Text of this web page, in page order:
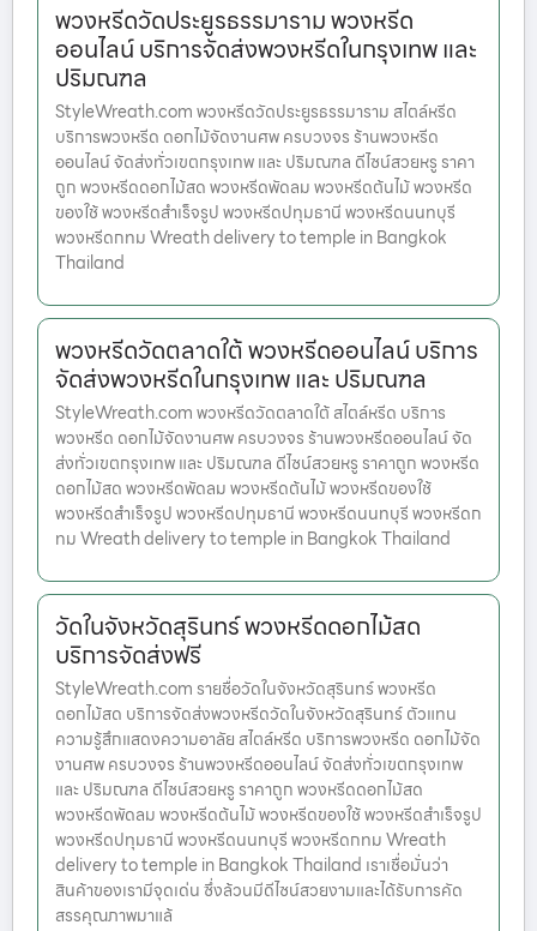
พวงหรีดวัดประยูรธรรมาราม พวงหรีด
ออนไลน์ บริการจัดส่งพวงหรีดในกรุงเทพ และ
ปริมณฑล
StyleWreath.com พวงหรีดวัดประยูรธรรมาราม สไตล์หรีด
บริการพวงหรีด ดอกไม้จัดงานศพ ครบวงจร ร้านพวงหรีด
ออนไลน์ จัดส่งทั่วเขตกรุงเทพ และ ปริมณฑล ดีไซน์สวยหรู ราคา
ถูก พวงหรีดดอกไม้สด พวงหรีดพัดลม พวงหรีดต้นไม้ พวงหรีด
ของใช้ พวงหรีดสำเร็จรูป พวงหรีดปทุมธานี พวงหรีดนนทบุรี
พวงหรีดกทม Wreath delivery to temple in Bangkok
Thailand
พวงหรีดวัดตลาดใต้ พวงหรีดออนไลน์ บริการ
จัดส่งพวงหรีดในกรุงเทพ และ ปริมณฑล
StyleWreath.com พวงหรีดวัดตลาดใต้ สไตล์หรีด บริการ
พวงหรีด ดอกไม้จัดงานศพ ครบวงจร ร้านพวงหรีดออนไลน์ จัด
ส่งทั่วเขตกรุงเทพ และ ปริมณฑล ดีไซน์สวยหรู ราคาถูก พวงหรีด
ดอกไม้สด พวงหรีดพัดลม พวงหรีดต้นไม้ พวงหรีดของใช้
พวงหรีดสำเร็จรูป พวงหรีดปทุมธานี พวงหรีดนนทบุรี พวงหรีดก
ทม Wreath delivery to temple in Bangkok Thailand
วัดในจังหวัดสุรินทร์ พวงหรีดดอกไม้สด
บริการจัดส่งฟรี
StyleWreath.com รายชื่อวัดในจังหวัดสุรินทร์ พวงหรีด
ดอกไม้สด บริการจัดส่งพวงหรีดวัดในจังหวัดสุรินทร์ ตัวแทน
ความรู้สึกแสดงความอาลัย สไตล์หรีด บริการพวงหรีด ดอกไม้จัด
งานศพ ครบวงจร ร้านพวงหรีดออนไลน์ จัดส่งทั่วเขตกรุงเทพ
และ ปริมณฑล ดีไซน์สวยหรู ราคาถูก พวงหรีดดอกไม้สด
พวงหรีดพัดลม พวงหรีดต้นไม้ พวงหรีดของใช้ พวงหรีดสำเร็จรูป
พวงหรีดปทุมธานี พวงหรีดนนทบุรี พวงหรีดกทม Wreath
delivery to temple in Bangkok Thailand เราเชื่อมั่นว่า
สินค้าของเรามีจุดเด่น ซึ่งล้วนมีดีไซน์สวยงามและได้รับการคัด
สรรคุณภาพมาแล้